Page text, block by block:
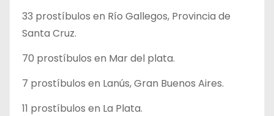
33 prostíbulos en Río Gallegos, Provincia de
Santa Cruz.
70 prostíbulos en Mar del plata.
7 prostíbulos en Lanús, Gran Buenos Aires.
11 prostíbulos en La Plata.